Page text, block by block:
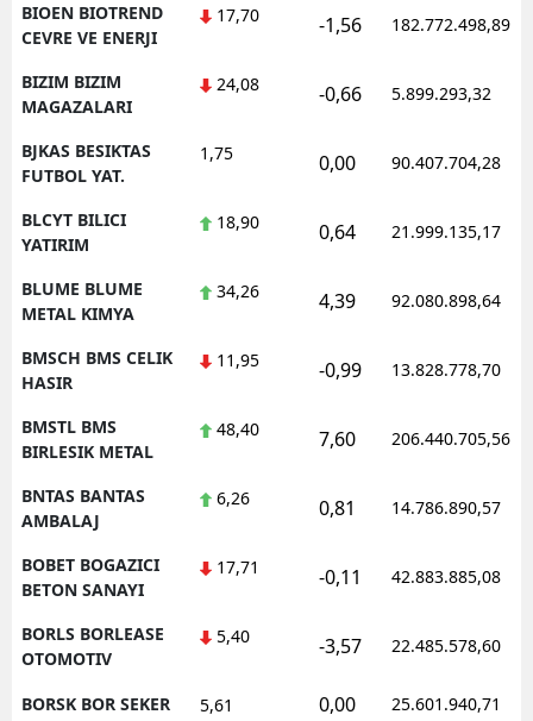
BIOEN BIOTREND
CEVRE VE ENERJI
17,70 -1,56 182.772.498,89
BIZIM BIZIM
MAGAZALARI
24,08 -0,66 5.899.293,32
BJKAS BESIKTAS
FUTBOL YAT.
1,75 0,00 90.407.704,28
BLCYT BILICI
YATIRIM
18,90 0,64 21.999.135,17
BLUME BLUME
METAL KIMYA
34,26 4,39 92.080.898,64
BMSCH BMS CELIK
HASIR
11,95 -0,99 13.828.778,70
BMSTL BMS
BIRLESIK METAL
48,40 7,60 206.440.705,56
BNTAS BANTAS
AMBALAJ
6,26 0,81 14.786.890,57
BOBET BOGAZICI
BETON SANAYI
17,71 -0,11 42.883.885,08
BORLS BORLEASE
OTOMOTIV
5,40 -3,57 22.485.578,60
BORSK BOR SEKER 5,61 0,00 25.601.940,71